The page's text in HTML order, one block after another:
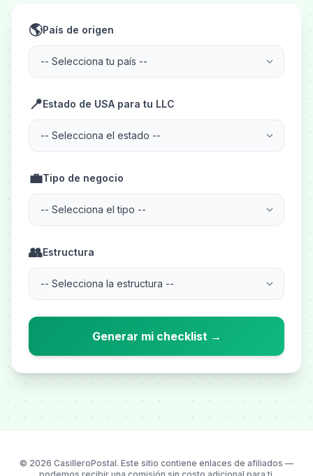
🌎País de origen
📍Estado de USA para tu LLC
💼Tipo de negocio
👥Estructura
Generar mi checklist →
© 2026 CasilleroPostal. Este sitio contiene enlaces de afiliados —